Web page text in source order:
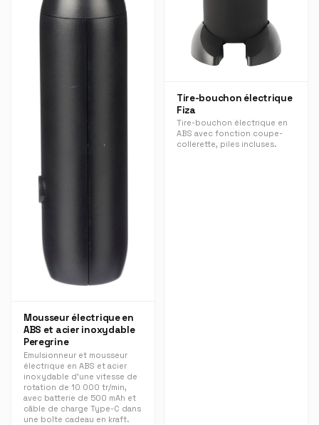
Mousseur électrique en
ABS et acier inoxydable
Peregrine
Emulsionneur et mousseur
électrique en ABS et acier
inoxydable d’une vitesse de
rotation de 10 000 tr/min,
avec batterie de 500 mAh et
câble de charge Type-C dans
une boîte cadeau en kraft.
Tire-bouchon électrique
Fiza
Tire-bouchon électrique en
ABS avec fonction coupe-
collerette, piles incluses.